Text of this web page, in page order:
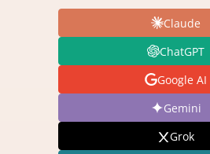
Claude
ChatGPT
Google AI
Gemini
Grok